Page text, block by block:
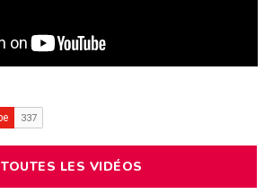
TOUTES LES VIDÉOS